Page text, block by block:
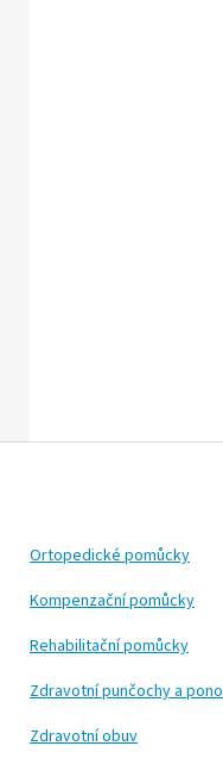
Ortopedické pomůcky
Kompenzační pomůcky
Rehabilitační pomůcky
Zdravotní punčochy a
Zdravotní obuv